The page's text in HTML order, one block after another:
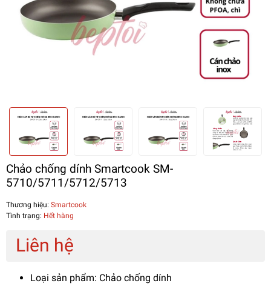
Chảo chống dính Smartcook SM-
5710/5711/5712/5713
Thương hiệu: Smartcook
Tình trạng: Hết hàng
Liên hệ
Loại sản phẩm: Chảo chống dính